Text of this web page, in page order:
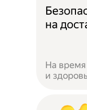
на
На
и